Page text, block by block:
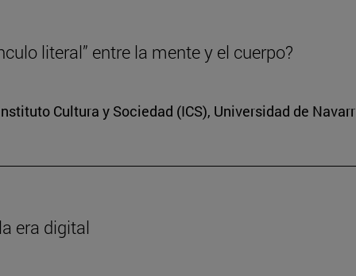
literal” entre la mente y el cuerpo?
Cultura y Sociedad (ICS), Universidad de
era digital